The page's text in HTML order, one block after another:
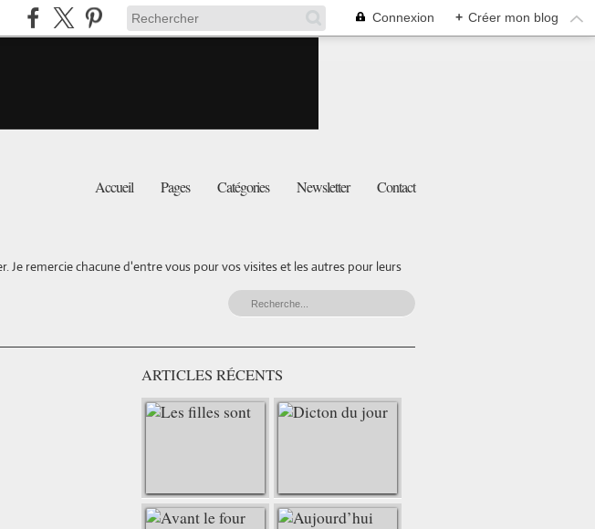
Connexion + Créer mon blog
Accueil Pages Catégories Newsletter Contact
remercie chacune d'entre vous pour vos visites et les autres pour leurs
ARTICLES RÉCENTS